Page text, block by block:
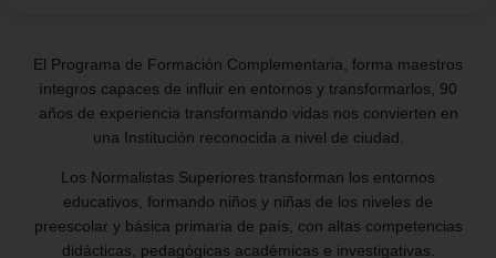
El Programa de Formación Complementaria, forma maestros
íntegros capaces de influir en entornos y transformarlos, 90
años de experiencia transformando vidas nos convierten en
una Institución reconocida a nivel de ciudad.
Los Normalistas Superiores transforman los entornos
educativos, formando niños y niñas de los niveles de
preescolar y básica primaria de país, con altas competencias
didácticas, pedagógicas académicas e investigativas.